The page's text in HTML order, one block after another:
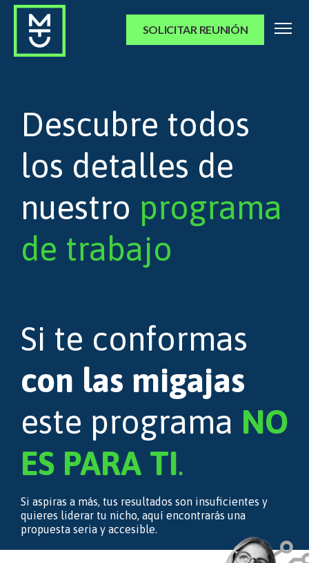
SOLICITAR REUNIÓN
Descubre todos
los detalles de
nuestro programa
de trabajo
Si te conformas
con las migajas
este programa NO
ES PARA TI.
Si aspiras a más, tus resultados son insuficientes y
quieres liderar tu nicho, aquí encontrarás una
propuesta seria y accesible.